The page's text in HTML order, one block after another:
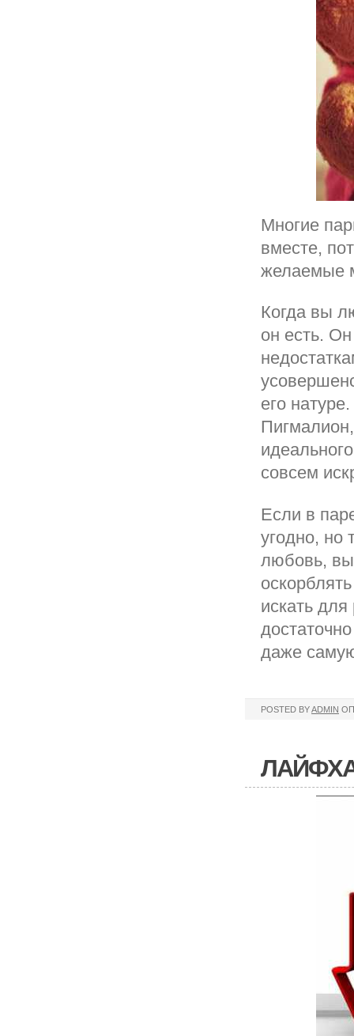
Многие
вместе,
желаемые
Когда вы
он есть.
его
совсем
Если в
угодно, но
любовь, вы
искать
даже
POSTED BYADMIN